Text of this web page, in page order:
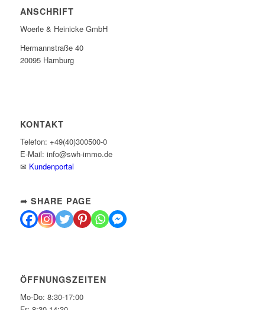
ANSCHRIFT
Woerle & Heinicke GmbH
Hermannstraße 40
20095 Hamburg
KONTAKT
Telefon: +49(40)300500-0
E-Mail: info@swh-immo.de
✉ Kundenportal
➦ SHARE PAGE
ÖFFNUNGSZEITEN
Mo-Do: 8:30-17:00